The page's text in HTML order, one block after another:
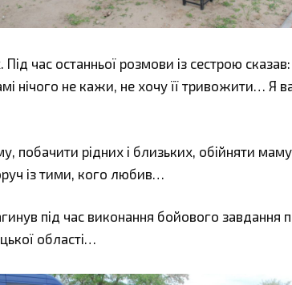
Під час останньої розмови із сестрою сказав:
нічого не кажи, не хочу її тривожити… Я
побачити рідних і близьких, обійняти
із тими, кого любив…
під час виконання бойового завдання
області…